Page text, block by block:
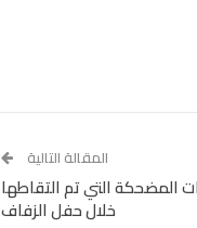
المقالة التالية
المضحكة التي تم التقاطها
خلال حفل الزفاف